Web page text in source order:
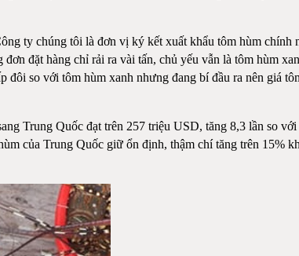
ty chúng tôi là đơn vị ký kết xuất khẩu tôm hùm chính
đặt hàng chỉ rải ra vài tấn, chủ yếu vẫn là tôm hùm
so với tôm hùm xanh nhưng đang bí đầu ra nên giá
Trung Quốc đạt trên 257 triệu USD, tăng 8,3 lần so với
của Trung Quốc giữ ổn định, thậm chí tăng trên 15%